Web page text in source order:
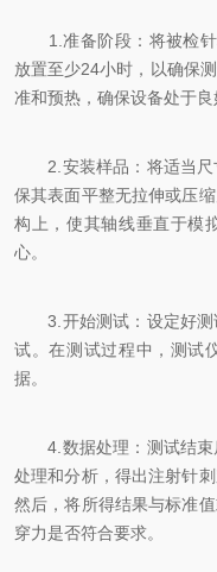
1.准备阶段：将被检针
放置至少24小时，以确保
准和预热，确保设备处于良
2.安装样品：将适当尺
保其表面平整无拉伸或压
构上，使其轴线垂直于模
心。
3.开始测试：设定好测
试。在测试过程中，测试
据。
4.数据处理：测试结束
处理和分析，得出注射针
然后，将所得结果与标准
穿力是否符合要求。